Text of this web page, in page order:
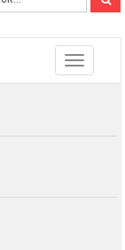
Toggle